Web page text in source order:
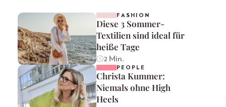
FASHION
Diese 3 Sommer-
Textilien sind ideal für
heiße Tage
2 Min.
PEOPLE
Christa Kummer:
Niemals ohne High
Heels